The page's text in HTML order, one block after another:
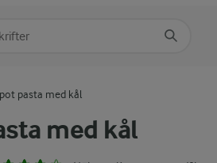
med kål
pasta med kål